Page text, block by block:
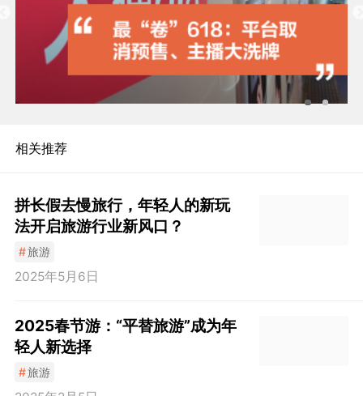
相关推荐
拼长假去慢旅行，年轻人的新玩
法开启旅游行业新风口？
#旅游
2025年5月6日
2025春节游：“平替旅游”成为年
轻人新选择
#旅游